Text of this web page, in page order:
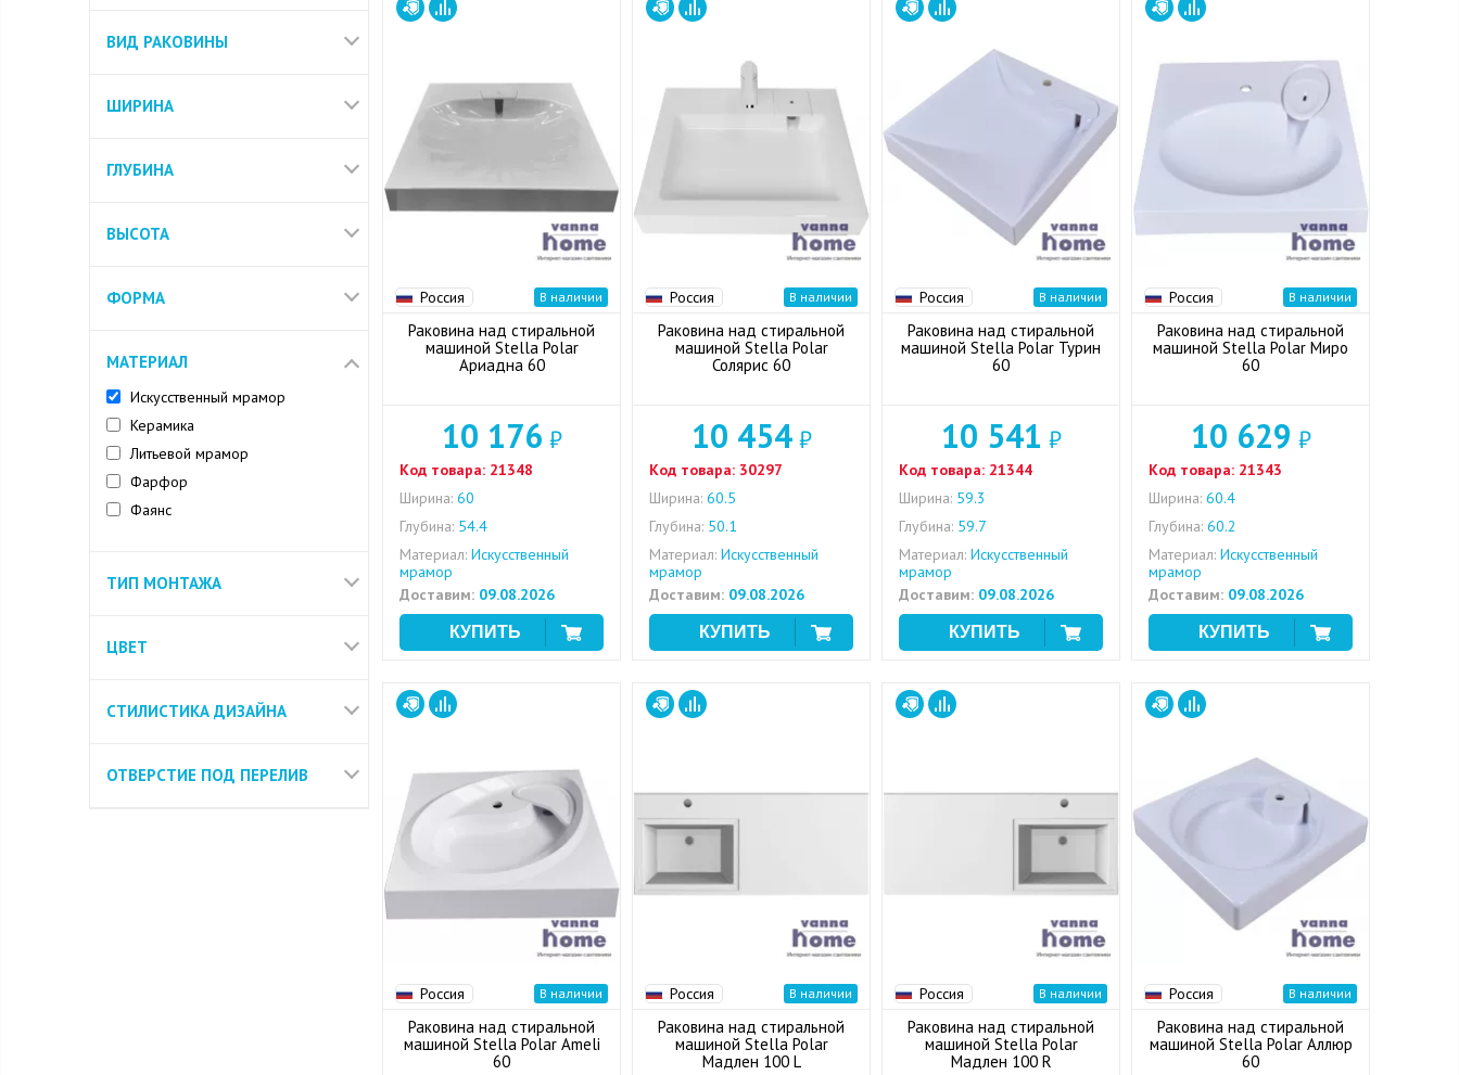
ВИД РАКОВИНЫ
ШИРИНА
ГЛУБИНА
ВЫСОТА
ФОРМА
МАТЕРИАЛ
Искусственный мрамор
Керамика
Литьевой мрамор
Фарфор
Фаянс
ТИП МОНТАЖА
ЦВЕТ
СТИЛИСТИКА ДИЗАЙНА
ОТВЕРСТИЕ ПОД ПЕРЕЛИВ
Россия В наличии
Раковина над стиральной
машиной Stella Polar
Ариадна 60
10 176 ₽
Код товара: 21348
Ширина: 60
Глубина: 54.4
Материал: Искусственный
мрамор
Доставим: 09.08.2026
Россия В наличии
Раковина над стиральной
машиной Stella Polar
Солярис 60
10 454₽
Код товара: 30297
Ширина: 60.5
Глубина: 50.1
Материал: Искусственный
мрамор
Доставим: 09.08.2026
Россия В наличии
Раковина над стиральной
машиной Stella Polar Турин
60
10 541 ₽
Код товара: 21344
Ширина: 59.3
Глубина: 59.7
Материал: Искусственный
мрамор
Доставим: 09.08.2026
Россия В наличии
Раковина над стиральной
машиной Stella Polar Миро
60
10 629 ₽
Код товара: 21343
Ширина: 60.4
Глубина: 60.2
Материал: Искусственный
мрамор
Доставим: 09.08.2026
Россия В наличии
Раковина над стиральной
машиной Stella Polar Ameli
60
Россия В наличии
Раковина над стиральной
машиной Stella Polar
Мадлен 100 L
Россия В наличии
Раковина над стиральной
машиной Stella Polar
Мадлен 100 R
Россия В наличии
Раковина над стиральной
машиной Stella Polar Аллюр
60